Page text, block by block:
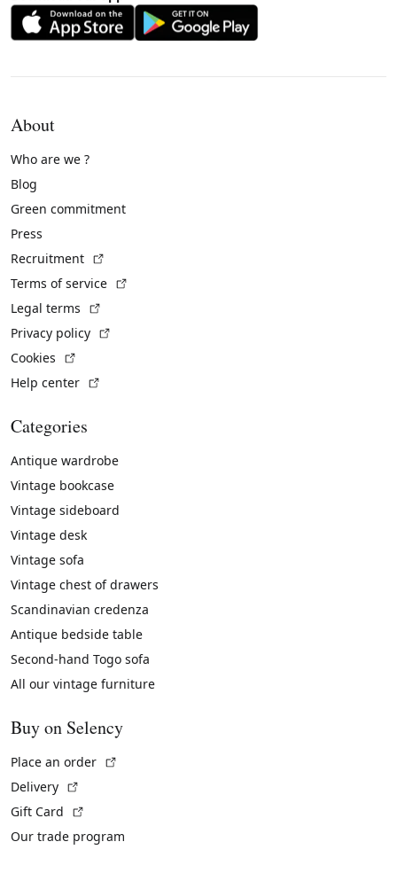
About
Who are we ?
Blog
Green commitment
Press
Recruitment
Terms of service
Legal terms
Privacy policy
Cookies
Help center
Categories
Antique wardrobe
Vintage bookcase
Vintage sideboard
Vintage desk
Vintage sofa
Vintage chest of drawers
Scandinavian credenza
Antique bedside table
Second-hand Togo sofa
All our vintage furniture
Buy on Selency
Place an order
Delivery
Gift Card
Our trade program